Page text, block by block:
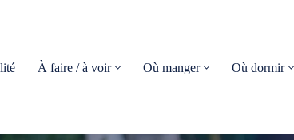
À faire / à voir Où manger Où dormir